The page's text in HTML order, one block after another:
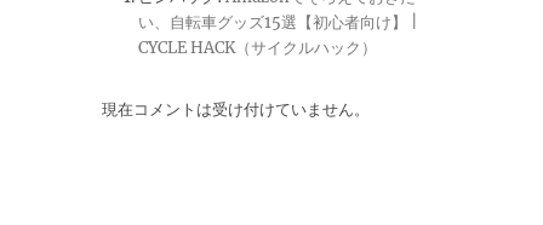
い、自転車グッズ15選【初心者向け】 |
CYCLE HACK（サイクルハック）
現在コメントは受け付けていません。